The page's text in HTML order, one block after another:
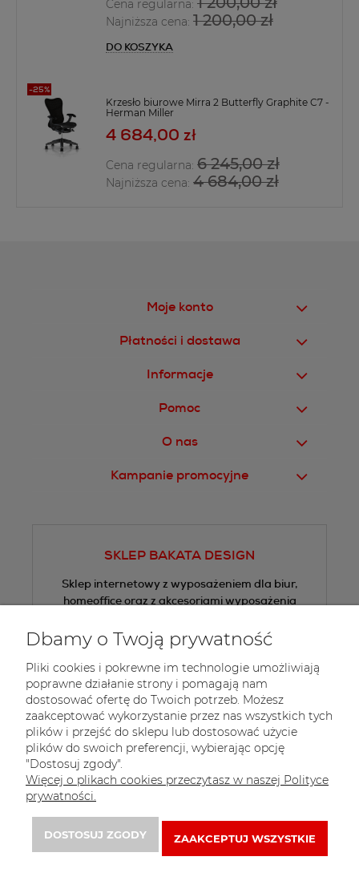
Cena regularna:
Najniższa cena: 1 200,00 zł
DO KOSZYKA
Krzesło biurowe Mirra 2 Butterfly Graphite C7 -
Herman Miller
4 684,00 zł
Cena regularna: 6 245,00 zł
Najniższa cena: 4 684,00 zł
Moje konto
Płatności i dostawa
Informacje
Pomoc
O nas
Kampanie promocyjne
SKLEP BAKATA DESIGN
Sklep internetowy z wyposażeniem dla biur,
homeoffice oraz z akcesoriami wyposażenia
Tel.:
+48 605 505 013
E-mail: sklep@bakata.pl
Zapisz się do newslettera
Dbamy o Twoją prywatność
Pliki cookies i pokrewne im technologie umożliwiają
poprawne działanie strony i pomagają nam
dostosować ofertę do Twoich potrzeb. Możesz
zaakceptować wykorzystanie przez nas wszystkich tych
plików i przejść do sklepu lub dostosować użycie
plików do swoich preferencji, wybierając opcję
"Dostosuj zgody".
Więcej o plikach cookies przeczytasz w naszej Polityce
prywatności.
DOSTOSUJ ZGODY ZAAKCEPTUJ WSZYSTKIE